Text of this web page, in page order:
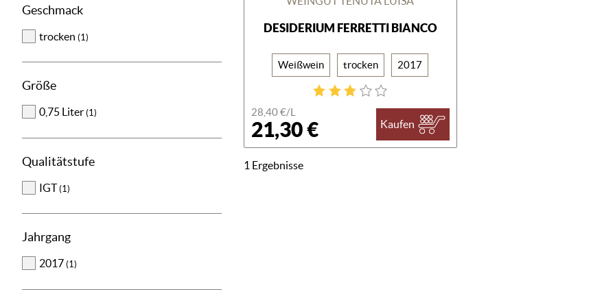
Geschmack
trocken (1)
Größe
0,75 Liter (1)
Qualitätstufe
IGT(1)
Jahrgang
2017 (1)
DESIDERIUM FERRETTI BIANCO
Weißwein trocken 2017
28,40 €/L
21,30 € Kaufen
1 Ergebnisse